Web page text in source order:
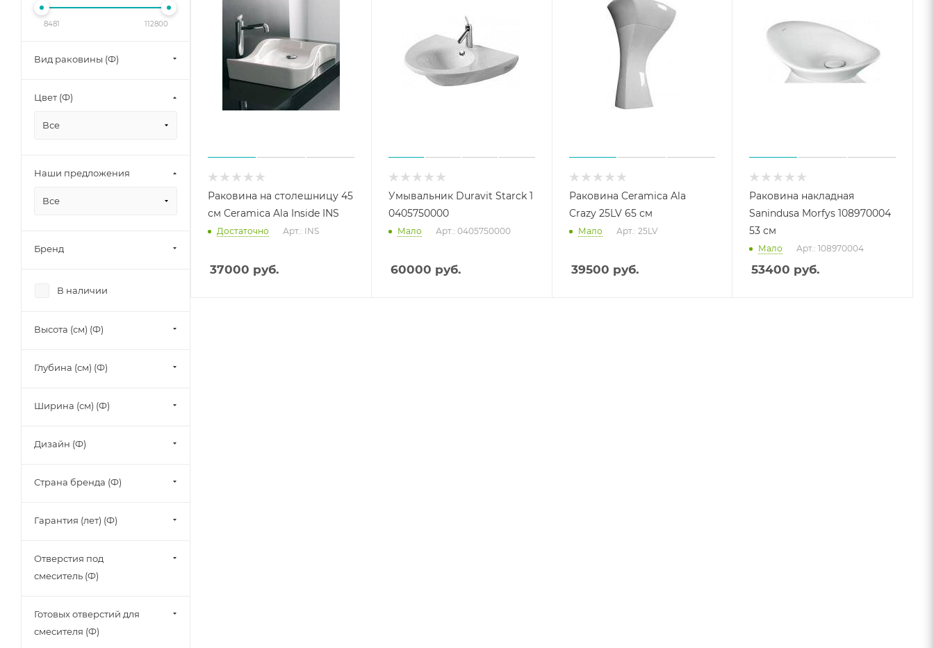
Раковина на столешницу 45
см Ceramica Ala Inside INS
Достаточно Арт.: INS
37000 руб.
Умывальник Duravit Starck 1
0405750000
Мало Арт.: 0405750000
60000 руб.
Раковина Ceramica Ala
Crazy 25LV 65 см
Мало Арт.: 25LV
39500 руб.
Раковина накладная
Sanindusa Morfys 108970004
53 см
Мало Арт.: 108970004
53400 руб.
8481 112800
Вид раковины (Ф)
Цвет (Ф)
Все
Наши предложения
Все
Бренд
В наличии
Высота (см) (Ф)
Глубина (см) (Ф)
Ширина (см) (Ф)
Дизайн (Ф)
Страна бренда (Ф)
Гарантия (лет) (Ф)
Отверстия под
смеситель (Ф)
Готовых отверстий для
смесителя (Ф)